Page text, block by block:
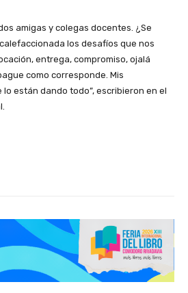
amigas y colegas docentes. ¿Se
los desafíos que nos
entrega, compromiso, ojalá
como corresponde. Mis
están dando todo”, escribieron en el